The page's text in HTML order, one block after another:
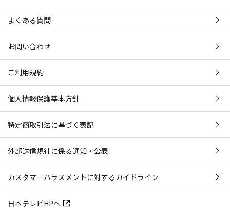
よくある質問
お問い合わせ
ご利用規約
個人情報保護基本方針
特定商取引法に基づく表記
外部送信規律に係る通知・公表
カスタマーハラスメントに対するガイドライン
日本テレビHPへ